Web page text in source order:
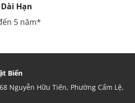
Hạn
5 năm*
Biển
Nguyễn Hữu Tiến, Phường Cẩm Lệ,